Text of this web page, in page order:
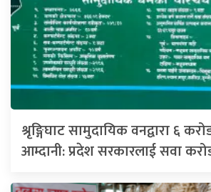
श्रृङ्गिघाट सामुदायिक वनद्वारा ६
आम्दानी: प्रदेश सरकारलाई सवा